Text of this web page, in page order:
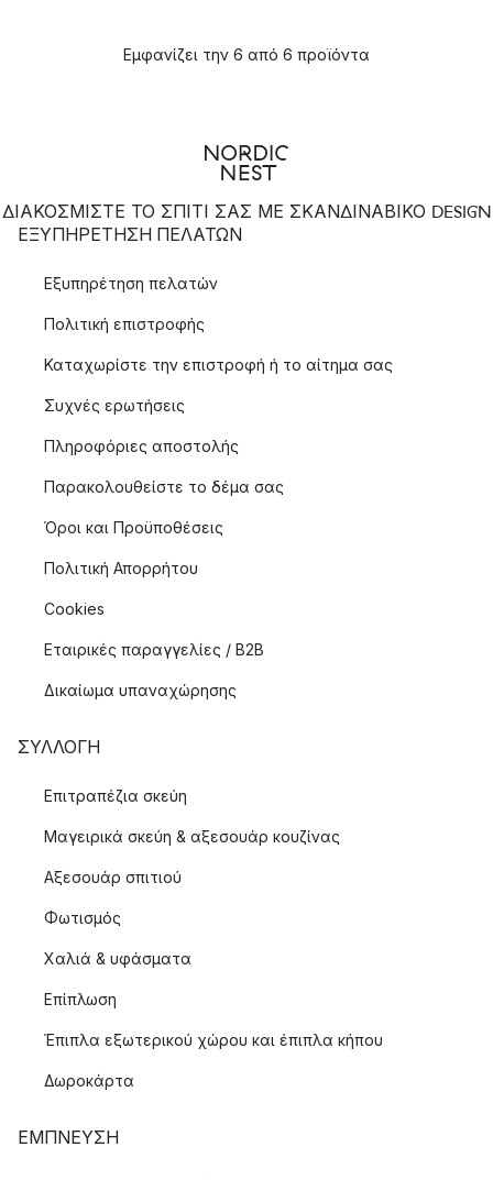
Εμφανίζει την 6 από 6 προϊόντα
ΔΙΑΚΟΣΜΙΣΤΕ ΤΟ ΣΠΙΤΙ ΣΑΣ ΜΕ ΣΚΑΝΔΙΝΑΒΙΚΟ DESIGN
ΕΞΥΠΗΡΈΤΗΣΗ ΠΕΛΑΤΏΝ
Εξυπηρέτηση πελατών
Πολιτική επιστροφής
Καταχωρίστε την επιστροφή ή το αίτημα σας
Συχνές ερωτήσεις
Πληροφόριες αποστολής
Παρακολουθείστε το δέμα σας
Όροι και Προϋποθέσεις
Πολιτική Απορρήτου
Cookies
Εταιρικές παραγγελίες / B2B
Δικαίωμα υπαναχώρησης
ΣΥΛΛΟΓΉ
Επιτραπέζια σκεύη
Μαγειρικά σκεύη & αξεσουάρ κουζίνας
Αξεσουάρ σπιτιού
Φωτισμός
Χαλιά & υφάσματα
Επίπλωση
Έπιπλα εξωτερικού χώρου και έπιπλα κήπου
Δωροκάρτα
ΈΜΠΝΕΥΣΗ